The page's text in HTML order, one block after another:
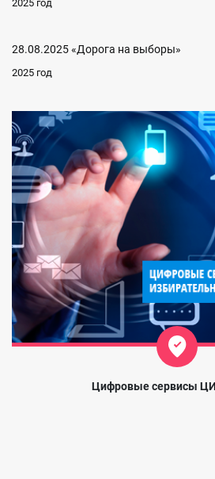
2025 год
28.08.2025 «Дорога на выборы»
2025 год
Цифровые сервисы